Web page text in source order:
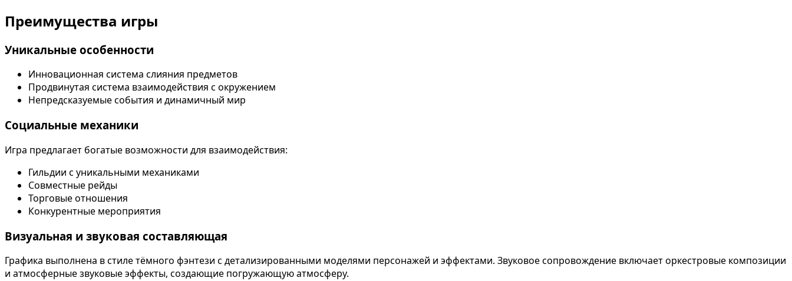
Преимущества игры
Уникальные особенности
Инновационная система слияния предметов
Продвинутая система взаимодействия с окружением
Непредсказуемые события и динамичный мир
Социальные механики
Игра предлагает богатые возможности для взаимодействия:
Гильдии с уникальными механиками
Совместные рейды
Торговые отношения
Конкурентные мероприятия
Визуальная и звуковая составляющая
Графика выполнена в стиле тёмного фэнтези с детализированными моделями персонажей и эффектами. Звуковое сопровождение включает оркестровые композиции
и атмосферные звуковые эффекты, создающие погружающую атмосферу.